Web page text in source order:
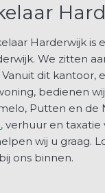
Harderwijk is
We zitten
dit kantoor,
bedienen
Putten en de
verhuur en taxatie
wij u graag.
ons binnen.